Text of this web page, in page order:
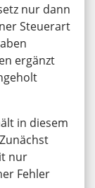
nur dann
Steuerart
ergänzt
in diesem
nur
Fehler